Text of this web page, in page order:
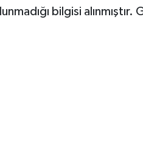
bilgisi alınmıştır.